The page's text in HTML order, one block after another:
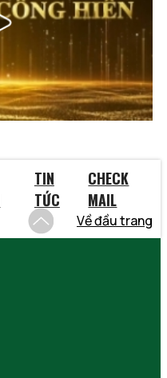
TIN
TỨC
CHECK
MAIL
Về đầu trang